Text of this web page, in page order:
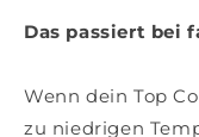
Das passiert bei
Wenn dein Top
zu niedrigen